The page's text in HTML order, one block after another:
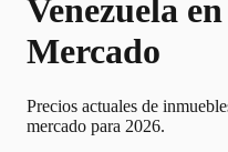
Venezuela
Mercado
Precios actuales de
mercado para 2026.